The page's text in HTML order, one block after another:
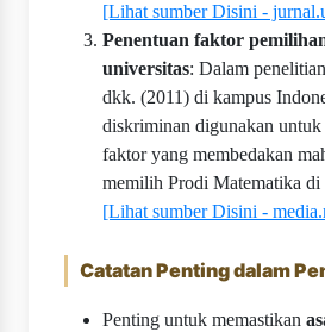
[Lihat sumber Disini -
Penentuan faktor
universitas: Dalam
dkk. (2011) di kampus
diskriminan digunakan
faktor yang membedakan
memilih Prodi Matematika
[Lihat sumber Disini -
Catatan Penting dalam
Penting untuk memastikan